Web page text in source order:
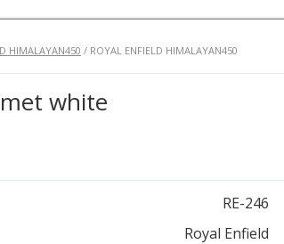
HIMALAYAN450 / ROYAL ENFIELD HIMALAYAN450
white
RE-246
Royal Enfield